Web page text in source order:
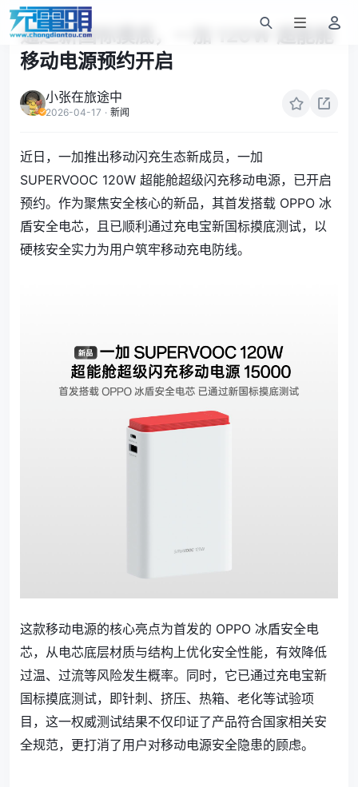
通过新国标摸底，一加 120W 超能舱
移动电源预约开启
小张在旅途中
2026-04-17 · 新闻
近日，一加推出移动闪充生态新成员，一加
SUPERVOOC 120W 超能舱超级闪充移动电源，已开启
预约。作为聚焦安全核心的新品，其首发搭载 OPPO 冰
盾安全电芯，且已顺利通过充电宝新国标摸底测试，以
硬核安全实力为用户筑牢移动充电防线。
这款移动电源的核心亮点为首发的 OPPO 冰盾安全电
芯，从电芯底层材质与结构上优化安全性能，有效降低
过温、过流等风险发生概率。同时，它已通过充电宝新
国标摸底测试，即针刺、挤压、热箱、老化等试验项
目，这一权威测试结果不仅印证了产品符合国家相关安
全规范，更打消了用户对移动电源安全隐患的顾虑。